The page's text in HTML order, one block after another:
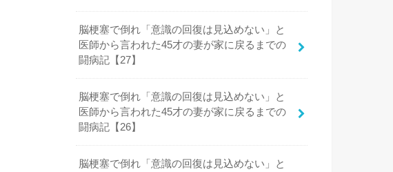
脳梗塞で倒れ「意識の回復は見込めない」と
医師から言われた45才の妻が家に戻るまでの
闘病記【27】
脳梗塞で倒れ「意識の回復は見込めない」と
医師から言われた45才の妻が家に戻るまでの
闘病記【26】
脳梗塞で倒れ「意識の回復は見込めない」と